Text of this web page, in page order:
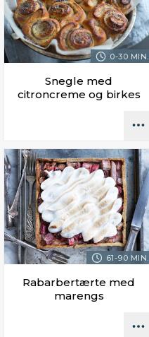
0-30 MIN.
Snegle med
citroncreme og birkes
61-90 MIN.
Rabarbertærte med
marengs